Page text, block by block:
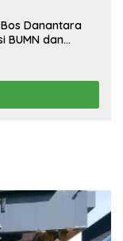
Danantara
BUMN dan